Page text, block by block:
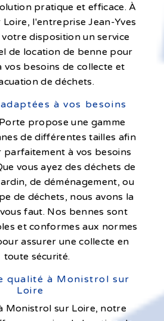
pratique et efficace. À
l'entreprise Jean-Yves
disposition un service
de location de benne pour
vos besoins de collecte et
de déchets.
à vos besoins
propose une gamme
de différentes tailles afin
parfaitement à vos besoins
vous ayez des déchets de
de déménagement, ou
de déchets, nous avons la
faut. Nos bennes sont
et conformes aux normes
assurer une collecte en
toute sécurité.
qualité à Monistrol sur
Loire
Monistrol sur Loire, notre